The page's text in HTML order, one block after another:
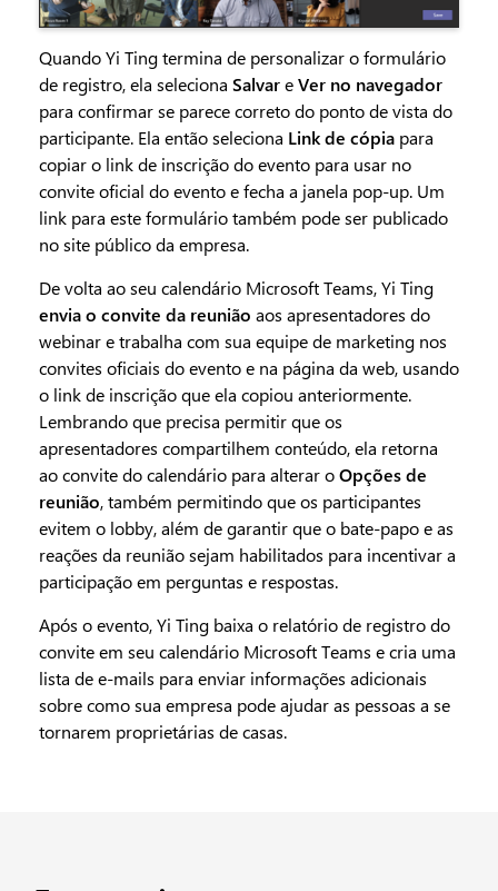
Quando Yi Ting termina de personalizar o formulário
de registro, ela seleciona SalvareVer no navegador
para confirmar se parece correto do ponto de vista do
participante. Ela então seleciona Link de cópia para
copiar o link de inscrição do evento para usar no
convite oficial do evento e fecha a janela pop-up. Um
link para este formulário também pode ser publicado
no site público da empresa.
De volta ao seu calendário Microsoft Teams, Yi Ting
envia o convite da reunião aos apresentadores do
webinar e trabalha com sua equipe de marketing nos
convites oficiais do evento e na página da web, usando
o link de inscrição que ela copiou anteriormente.
Lembrando que precisa permitir que os
apresentadores compartilhem conteúdo, ela retorna
ao convite do calendário para alterar oOpções de
reunião, também permitindo que os participantes
evitem o lobby, além de garantir que o bate-papo e as
reações da reunião sejam habilitados para incentivar a
participação em perguntas e respostas.
Após o evento, Yi Ting baixa o relatório de registro do
convite em seu calendário Microsoft Teams e cria uma
lista de e-mails para enviar informações adicionais
sobre como sua empresa pode ajudar as pessoas a se
tornarem proprietárias de casas.